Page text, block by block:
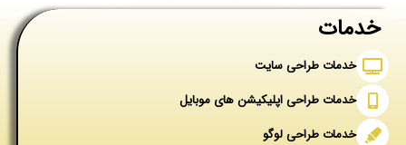
خدمات
خدمات طراحی سایت
خدمات طراحی اپلیکیشن های موبایل
خدمات طراحی لوگو